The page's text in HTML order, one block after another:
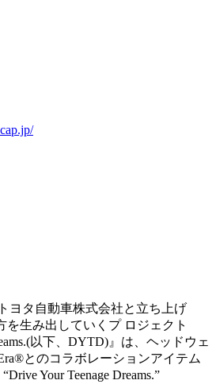
ヨタ自動車株式会社と立ち上げ
を生み出していくプ ロジェクト
以下、DYTD)』は、ヘッドウェ
とのコラボレーションアイテム
Your Teenage Dreams.”